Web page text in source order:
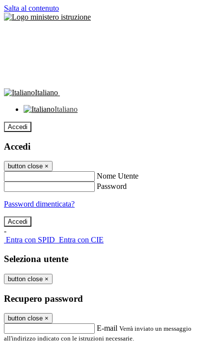
Salta al contenuto
Italiano
Italiano
Accedi
Accedi
button close ×
Nome Utente
Password
Password dimenticata?
-
Entra con SPID Entra con CIE
Seleziona utente
button close ×
Recupero password
button close ×
E-mail Verrà inviato un messaggio
all'indirizzo indicato con le istruzioni necessarie.